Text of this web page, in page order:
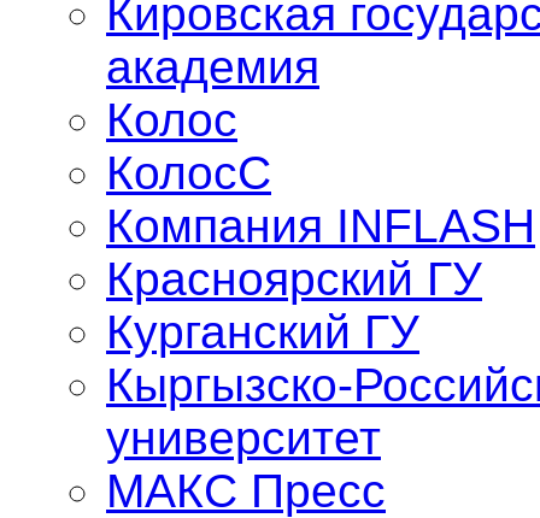
Кировская
академия
Колос
КолосС
Компания INFLASH
Красноярский ГУ
Курганский ГУ
Кыргызско-
университет
МАКС Пресс